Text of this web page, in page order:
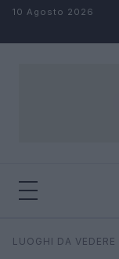
Salta al contenuto
10 Agosto 2026
Cerca
LUOGHI DA VEDERE